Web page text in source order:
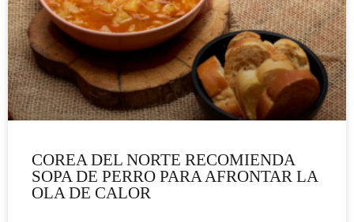
COREA DEL NORTE RECOMIENDA
SOPA DE PERRO PARA AFRONTAR LA
OLA DE CALOR